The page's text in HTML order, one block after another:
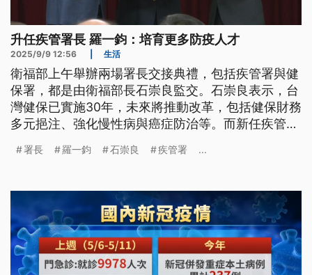
升任疾管署長 羅一鈞：培育更多防疫人才
2025/9/9 12:56 生活
衛福部上午舉辦兩場署長交接典禮，包括疾管署與健
保署，都是由衛福部長石崇良監交。石崇良表示，台
灣健保已實施30年，未來將推動改革，包括健保財務
多元挹注、強化慢性病與癌症防治等。而新任疾管署
署長，羅一鈞強調，上任後首要任務就是培育更多防
署長 羅一鈞 石崇良 疾管署 ...